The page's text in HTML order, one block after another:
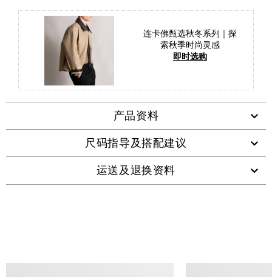
连卡佛甄选秋冬系列｜探
索秋季时尚灵感
即时选购
产品资料
尺码指导及搭配建议
运送及退换资料